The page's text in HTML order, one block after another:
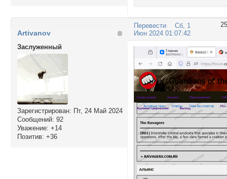
Перевести 25
Сб, 1
Июн 2024 01:07:42
Artivanov
Заслуженный
Зарегистрирован: Пт, 24 Май 2024
Сообщений: 92
Уважение: +14
Позитив: +36